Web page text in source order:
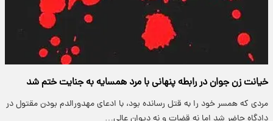
خیانت زن جوان در رابطه پنهانی با مرد همسایه به جنایت ختم شد
مردی که همسر خود را به قتل رسانده بود، با ادعای مهدورالدم بودن مقتول در